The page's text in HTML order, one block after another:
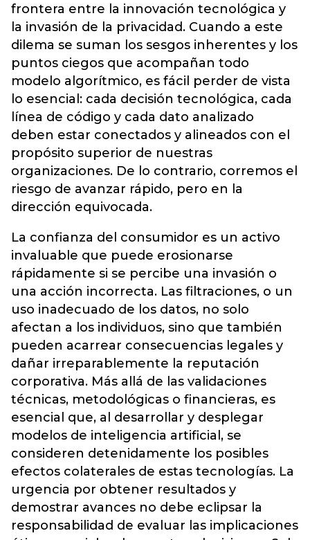
frontera entre la innovación tecnológica y
la invasión de la privacidad. Cuando a este
dilema se suman los sesgos inherentes y los
puntos ciegos que acompañan todo
modelo algorítmico, es fácil perder de vista
lo esencial: cada decisión tecnológica, cada
línea de código y cada dato analizado
deben estar conectados y alineados con el
propósito superior de nuestras
organizaciones. De lo contrario, corremos el
riesgo de avanzar rápido, pero en la
dirección equivocada.
La confianza del consumidor es un activo
invaluable que puede erosionarse
rápidamente si se percibe una invasión o
una acción incorrecta. Las filtraciones, o un
uso inadecuado de los datos, no solo
afectan a los individuos, sino que también
pueden acarrear consecuencias legales y
dañar irreparablemente la reputación
corporativa. Más allá de las validaciones
técnicas, metodológicas o financieras, es
esencial que, al desarrollar y desplegar
modelos de inteligencia artificial, se
consideren detenidamente los posibles
efectos colaterales de estas tecnologías. La
urgencia por obtener resultados y
demostrar avances no debe eclipsar la
responsabilidad de evaluar las implicaciones